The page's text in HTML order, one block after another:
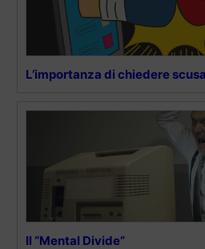
L’importanza di chiedere
Il “Mental Divide”